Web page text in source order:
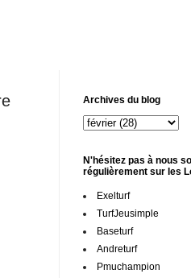
Archives du blog
N'hésitez pas à nous
régulièrement sur les
Exelturf
TurfJeusimple
Baseturf
Andreturf
Pmuchampion